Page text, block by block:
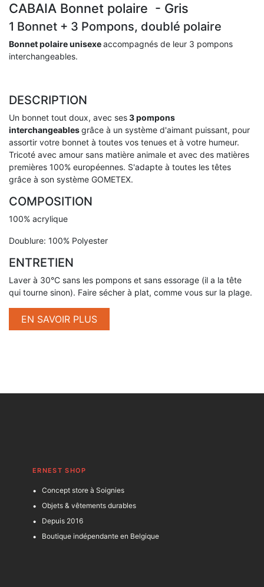
CABAIA Bonnet polaire - Gris
1 Bonnet + 3 Pompons, doublé polaire
Bonnet polaire unisexeaccompagnés de leur 3 pompons
interchangeables.
DESCRIPTION
Un bonnet tout doux, avec ses3 pompons
interchangeablesgrâce à un système d'aimant puissant, pour
assortir votre bonnet à toutes vos tenues et à votre humeur.
Tricoté avec amour sans matière animale et avec des matières
premières 100% européennes. S'adapte à toutes les têtes
grâce à son système GOMETEX.
COMPOSITION
100% acrylique
Doublure: 100% Polyester
ENTRETIEN
Laver à 30°C sans les pompons et sans essorage (il a la tête
qui tourne sinon). Faire sécher à plat, comme vous sur la plage.
EN SAVOIR PLUS
ERNEST SHOP
Concept store à Soignies
Objets & vêtements durables
Depuis 2016
Boutique indépendante en Belgique